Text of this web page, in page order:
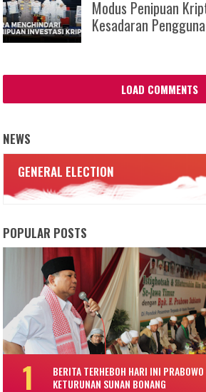
Modus Penipuan
Kesadaran
LOAD COMMENTS
NEWS
GENERAL ELECTION
POPULAR POSTS
BERITA TERHEBOH HARI INI PRABOWO
KETURUNAN SUNAN BONANG